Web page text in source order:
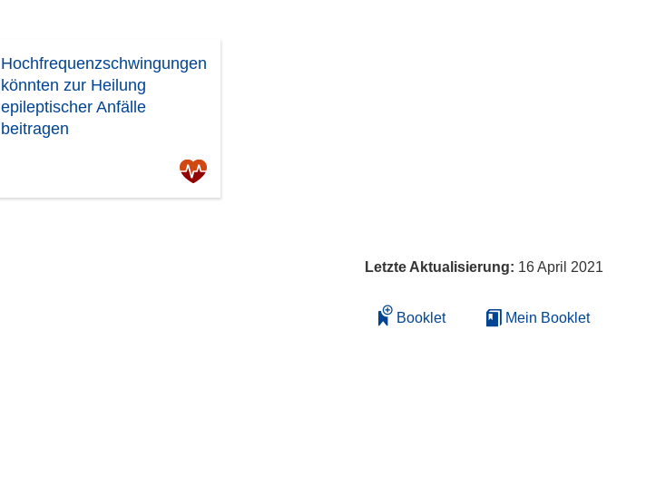
Hochfrequenzschwingungen
könnten zur Heilung
epileptischer Anfälle
beitragen
Letzte Aktualisierung: 16 April 2021
Booklet Mein Booklet